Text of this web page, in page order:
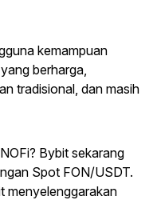
kemampuan
berharga,
tradisional, dan masih
Bybit sekarang
Spot FON/USDT.
menyelenggarakan